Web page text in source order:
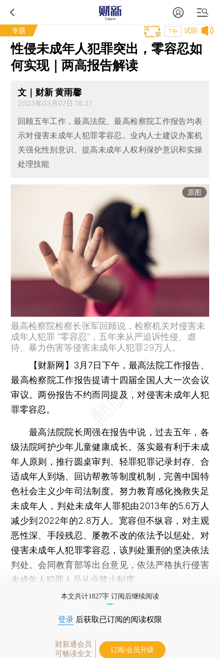
专题 试听
T中
性侵未成年人犯罪突出，零容忍如
何实现｜两高报告解读
文｜财新 黄雨馨
2023年03月07日 18:21
回顾五年工作，最高法院、最高检察院工作报告均表
示对侵害未成年人犯罪零容忍。业内人士建议办案机
关强化性别意识、提高未成年人权利保护意识和实操
处理技能
原图
最高检察院检察长张军回顾说，检察机关对侵害未
成年人犯罪 “零容忍”，五年来从严追诉性侵、虐
待、暴力伤害等侵害未成年人犯罪29万人。
【财新网】 3月7日下午，最高法院工作报告、
最高检察院工作报告提请十四届全国人大一次会议
审议。两份报告不约而同提及，对侵害未成年人犯
罪零容忍。
最高法院院长周强在报告中说，过去五年，各
级法院呵护少年儿童健康成长。落实最有利于未成
年人原则，推行圆桌审判、轻罪犯罪记录封存、合
适成年人到场、回访帮教等制度机制，完善中国特
色社会主义少年司法制度。努力教育感化挽救失足
未成年人，判处未成年人罪犯由2013年的5.6万人
减少到2022年的2.8万人。宽容但不纵容，对主观
恶性深、手段残忍、屡教不改的依法予以惩处。对
侵害未成年人犯罪零容忍，该判处重刑的坚决依法
判处。会同教育部等出台意见，依法严格执行侵害
未成年人犯罪人员从业禁止制度。
本文共计1827字 订阅后继续阅读
登录 后获取已订阅的阅读权限
财新通会员
可畅读全文
订阅/会员升级